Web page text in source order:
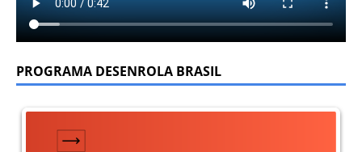
PROGRAMA DESENROLA BRASIL